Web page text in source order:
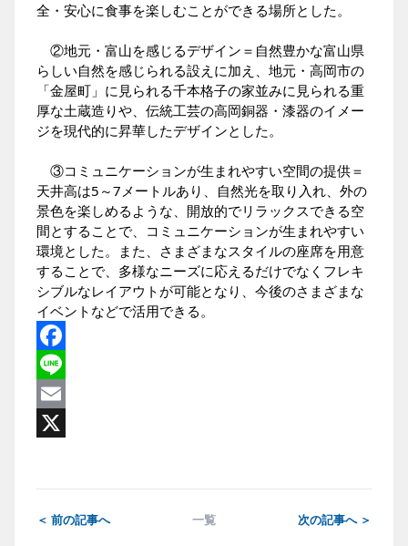
全・安心に食事を楽しむことができる場所とした。
②地元・富山を感じるデザイン＝自然豊かな富山県
らしい自然を感じられる設えに加え、地元・高岡市の
「金屋町」に見られる千本格子の家並みに見られる重
厚な土蔵造りや、伝統工芸の高岡銅器・漆器のイメー
ジを現代的に昇華したデザインとした。
③コミュニケーションが生まれやすい空間の提供＝
天井高は5～7メートルあり、自然光を取り入れ、外の
景色を楽しめるような、開放的でリラックスできる空
間とすることで、コミュニケーションが生まれやすい
環境とした。また、さまざまなスタイルの座席を用意
することで、多様なニーズに応えるだけでなくフレキ
シブルなレイアウトが可能となり、今後のさまざまな
イベントなどで活用できる。
Facebook
Line
Email
＜ 前の記事へ 一覧 次の記事へ ＞